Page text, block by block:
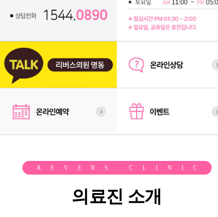
REVERS CLINIC
의료진 소개